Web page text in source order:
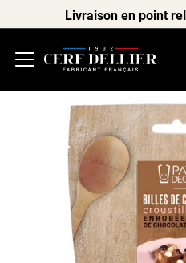
Livraison en point